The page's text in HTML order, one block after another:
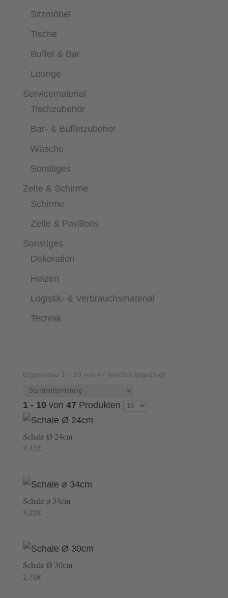
Sitzmöbel
Tische
Buffet & Bar
Lounge
Servicematerial
Tischzubehör
Bar- & Buffetzubehör
Wäsche
Sonstiges
Zelte & Schirme
Schirme
Zelte & Pavillons
Sonstiges
Dekoration
Heizen
Logistik- & Verbrauchsmaterial
Technik
Ergebnisse 1 – 10 von 47 werden angezeigt
1 - 10 von 47 Produkten
Schale Ø 24cm
2,42€
Schale ø 34cm
3,22€
Schale Ø 30cm
2,76€